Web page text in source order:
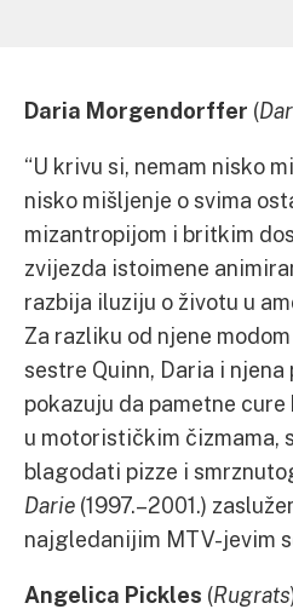
Daria Morgendorffer (
“U krivu si, nemam nisko
nisko mišljenje o svima
mizantropijom i britkim
zvijezda istoimene
razbija iluziju o životu u
Za razliku od njene
sestre Quinn, Daria i
pokazuju da pametne
u motorističkim čizmama,
blagodati pizze i
Darie (1997.–2001.)
najgledanijim MTV-jevim
Angelica Pickles (Rugrats